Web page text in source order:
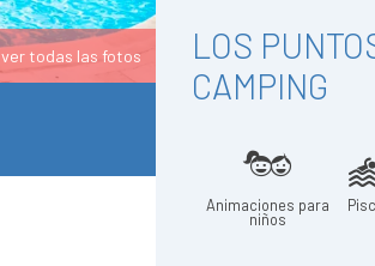
ver todas las fotos
LOS
CAMPING
Animaciones para
niños